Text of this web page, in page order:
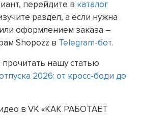
перейдите в каталог
раздел, а если нужна
оформлением заказа –
Shopozz в Telegram-бот.
нашу статью
2026: от кросс-боди до
в VK «КАК РАБОТАЕТ